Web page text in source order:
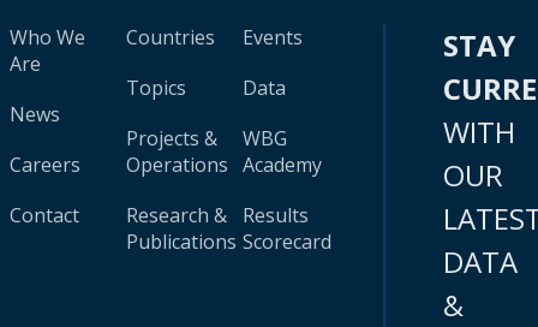
Who We
Are
News
Careers
Contact
Countries
Topics
Projects &
Operations
Research &
Publications
Events
Data
WBG
Academy
Results
Scorecard
STAY
WITH
OUR
DATA
&